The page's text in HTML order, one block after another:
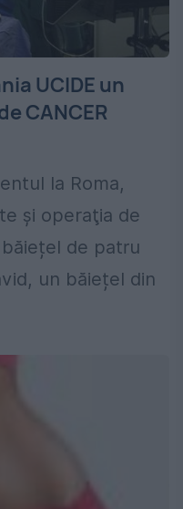
UCIDE un
CANCER
la Roma,
şi operaţia de
de patru
un băiețel din